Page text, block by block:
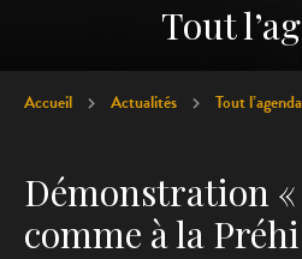
Tout
Accueil Actualités Tout l’agenda
Démonstration
comme à la